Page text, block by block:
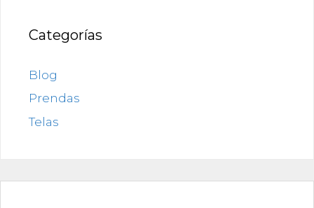
Categorías
Blog
Prendas
Telas